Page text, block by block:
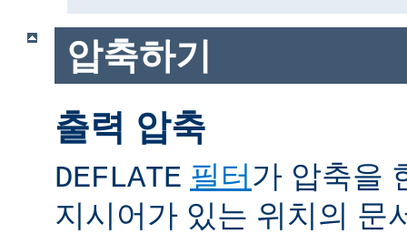
압축하기
출력 압축
DEFLATE 필터 가 압축을
지시어가 있는 위치의 문